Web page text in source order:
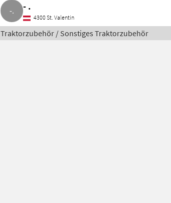
- .
4300 St. Valentin
Traktorzubehör / Sonstiges Traktorzubehör